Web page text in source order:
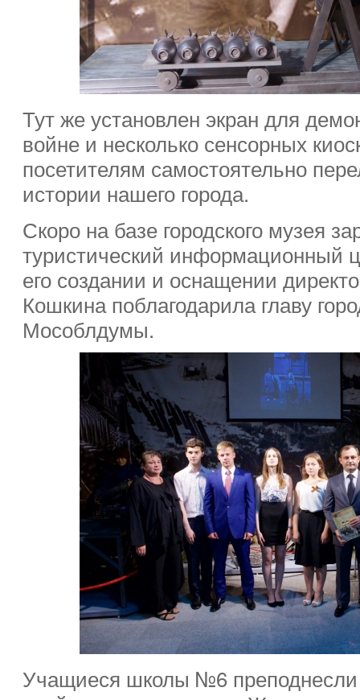
Тут же установлен экран для
войне и несколько сенсорных
посетителям самостоятельно
истории нашего города.
Скоро на базе городского музея
туристический информационный
его создании и оснащении
Кошкина поблагодарила главу
Мособлдумы.
Учащиеся школы №6